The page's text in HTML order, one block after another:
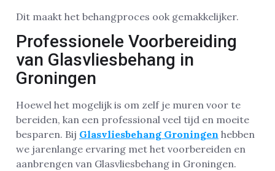
Dit maakt het behangproces ook gemakkelijker.
Professionele Voorbereiding
van Glasvliesbehang in
Groningen
Hoewel het mogelijk is om zelf je muren voor te
bereiden, kan een professional veel tijd en moeite
besparen. Bij Glasvliesbehang Groningen hebben
we jarenlange ervaring met het voorbereiden en
aanbrengen van Glasvliesbehang in Groningen.